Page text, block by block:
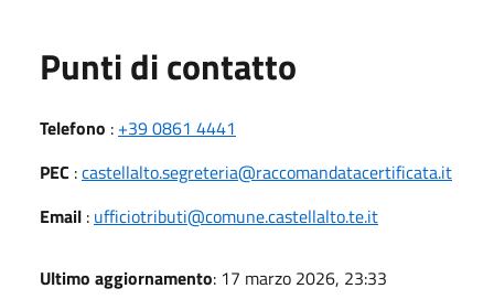
Punti di contatto
Telefono : +39 0861 4441
PEC :castellalto.segreteria@raccomandatacertificata.it
Email : ufficiotributi@comune.castellalto.te.it
Ultimo aggiornamento: 17 marzo 2026, 23:33